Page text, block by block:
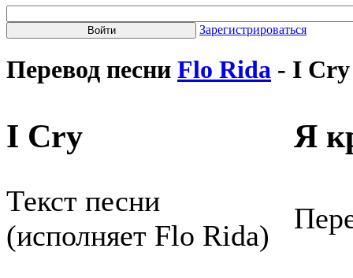
Зарегистрироваться
Перевод песни Flo Rida - I Cry
I Cry Я
Текст песни
(исполняет Flo Rida)